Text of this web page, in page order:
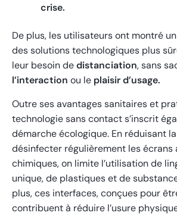
crise.
De plus, les utilisateurs ont montré
des solutions technologiques plus
leur besoin dedistanciation, sans
l’interaction ou le plaisir d’usage.
Outre ses avantages sanitaires et
technologie sans contact s’inscrit
démarche écologique. En réduisant
désinfecter régulièrement les écrans
chimiques, on limite l’utilisation de
unique, de plastiques et de
plus, ces interfaces, conçues pour
contribuent à réduire l’usure